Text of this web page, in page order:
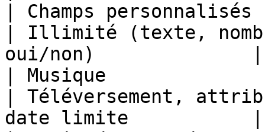
| Champs
| Illimité (texte,
oui/non)              |
| Musique
| Téléversement,
date limite           |